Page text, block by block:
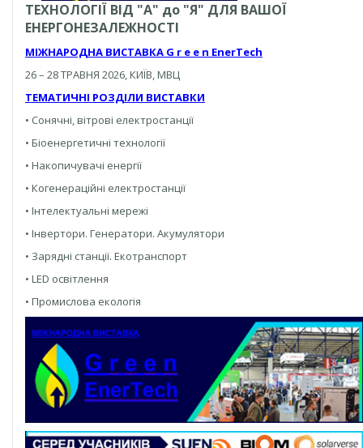
ТЕХНОЛОГІЇ ВІД "А" до "Я" ДЛЯ ВАШОЇ
ЕНЕРГОНЕЗАЛЕЖНОСТІ
МІЖНАРОДНА ВИСТАВКА G r e e n EnerTech
26 – 28 ТРАВНЯ 2026, КИЇВ, МВЦ
ТЕМАТИЧНІ РОЗДІЛИ ВИСТАВКИ
• Сонячні, вітрові електростанції
• Біоенергетичні технології
• Накопичувачі енергії
• Когенераційні електростанції
• Інтелектуальні мережі
• Інвертори. Генератори. Акумулятори
• Зарядні станції. Екотранспорт
• LED освітлення
• Промислова екологія